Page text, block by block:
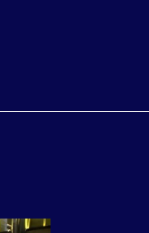
Της Ελένης
Τον